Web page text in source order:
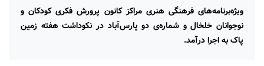
ویژه‌برنامه‌های فرهنگی هنری مراکز کانون پرورش فکری کودکان و
نوجوانان خلخال و شماره‌ی دو پارس‌آباد در نکوداشت هفته زمین
پاک به اجرا درآمد.